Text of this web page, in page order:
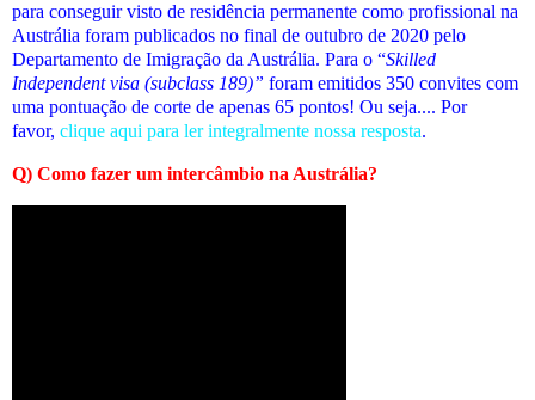
para conseguir visto de residência permanente como profissional na
Austrália foram publicados no final de outubro de 2020 pelo
Departamento de Imigração da Austrália. Para o “Skilled
Independent visa (subclass 189)” foram emitidos 350 convites com
uma pontuação de corte de apenas 65 pontos! Ou seja.... Por
favor, clique aqui para ler integralmente nossa resposta.
Q) Como fazer um intercâmbio na Austrália?